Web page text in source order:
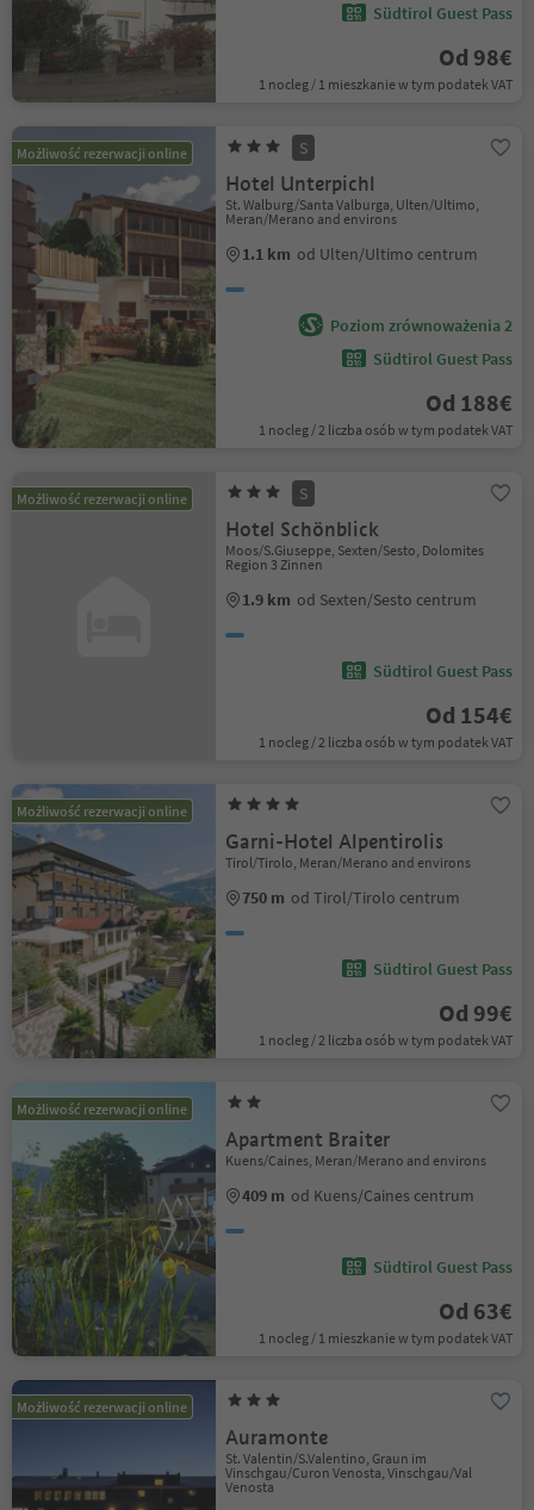
Südtirol Guest Pass
Od 98€
1 nocleg / 1 mieszkanie w tym podatek VAT
Możliwość rezerwacji online S
Hotel Unterpichl
St. Walburg/Santa Valburga, Ulten/Ultimo,
Meran/Merano and environs
1.1 km od Ulten/Ultimo centrum
Poziom zrównoważenia 2
Südtirol Guest Pass
Od 188€
1 nocleg / 2 liczba osób w tym podatek VAT
Możliwość rezerwacji online S
Hotel Schönblick
Moos/S.Giuseppe, Sexten/Sesto, Dolomites
Region 3 Zinnen
1.9 km od Sexten/Sesto centrum
Südtirol Guest Pass
Od 154€
1 nocleg / 2 liczba osób w tym podatek VAT
Możliwość rezerwacji online
Garni-Hotel Alpentirolis
Tirol/Tirolo, Meran/Merano and environs
750 m od Tirol/Tirolo centrum
Südtirol Guest Pass
Od 99€
1 nocleg / 2 liczba osób w tym podatek VAT
Możliwość rezerwacji online
Apartment Braiter
Kuens/Caines, Meran/Merano and environs
409 m od Kuens/Caines centrum
Südtirol Guest Pass
Od 63€
1 nocleg / 1 mieszkanie w tym podatek VAT
Możliwość rezerwacji online
Auramonte
St. Valentin/S.Valentino, Graun im
Vinschgau/Curon Venosta, Vinschgau/Val
Venosta